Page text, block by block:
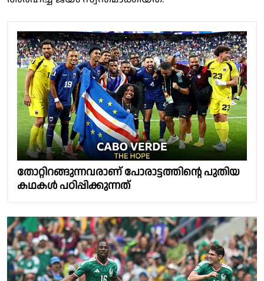
തോറ്റിറങ്ങുന്നവരാണ് പോരാട്ടത്തിന്റെ പുതിയ
കഥകള്‍ പഠിപ്പിക്കുന്നത്